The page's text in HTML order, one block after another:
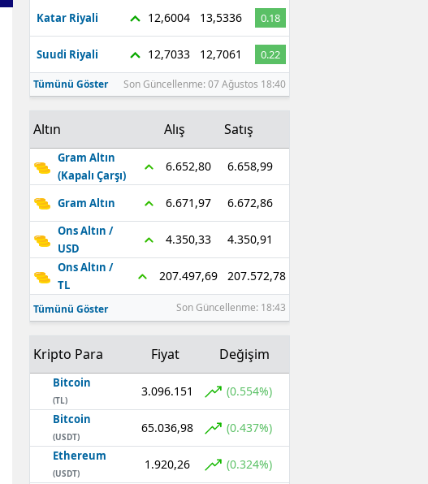
Katar Riyali 12,6004 13,5336 0.18
Suudi Riyali 12,7033 12,7061 0.22
Tümünü Göster Son Güncellenme: 07 Ağustos 18:40
Altın Alış Satış
Gram Altın
(Kapalı Çarşı)
6.652,80 6.658,99
Gram Altın 6.671,97 6.672,86
Ons Altın /
USD
4.350,33 4.350,91
Ons Altın /
TL
207.497,69 207.572,78
Tümünü Göster Son Güncellenme: 18:43
Kripto Para Fiyat Değişim
Bitcoin
(TL)
3.096.151 (0.554%)
Bitcoin
(USDT)
65.036,98 (0.437%)
Ethereum
(USDT)
1.920,26 (0.324%)